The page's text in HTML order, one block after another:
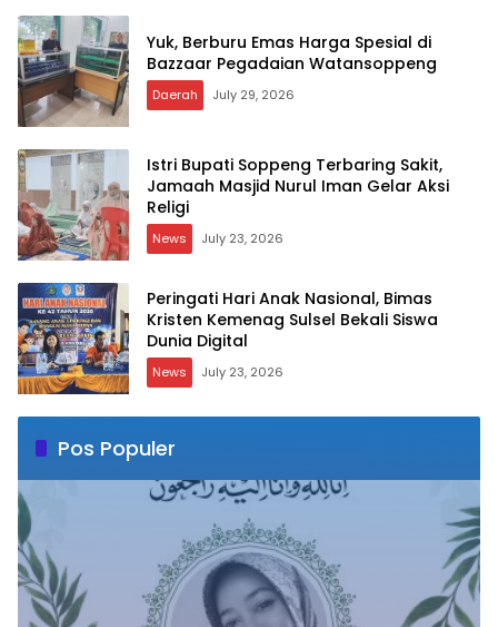
Yuk, Berburu Emas Harga Spesial di
Bazzaar Pegadaian Watansoppeng
Daerah July 29, 2026
Istri Bupati Soppeng Terbaring Sakit,
Jamaah Masjid Nurul Iman Gelar Aksi
Religi
News July 23, 2026
Peringati Hari Anak Nasional, Bimas
Kristen Kemenag Sulsel Bekali Siswa
Dunia Digital
News July 23, 2026
Pos Populer